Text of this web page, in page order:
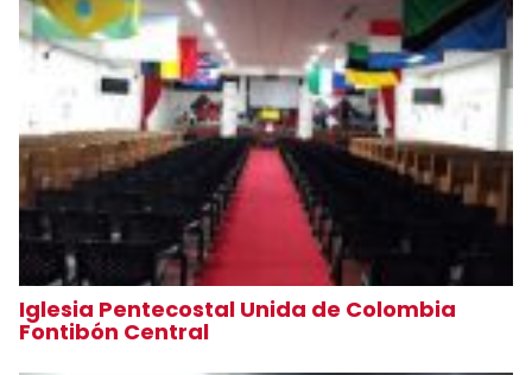
Iglesia Pentecostal Unida de Colombia
Fontibón Central